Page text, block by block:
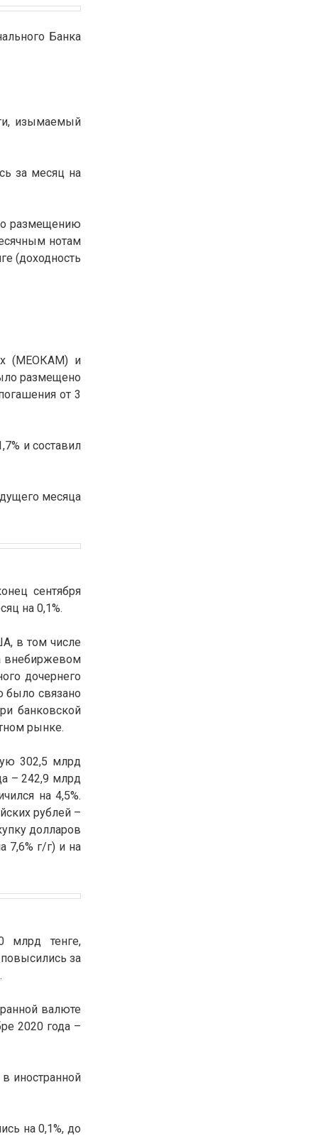
Банка
изымаемый
за месяц на
размещению
нотам
(доходность
(МЕОКАМ) и
размещено
от 3
и составил
месяца
сентября
на 0,1%.
в том числе
внебиржевом
дочернего
было связано
банковской
рынке.
302,5 млрд
– 242,9 млрд
на 4,5%.
рублей –
долларов
7,6% г/г) и на
млрд тенге,
за
валюте
2020 года –
иностранной
на 0,1%, до